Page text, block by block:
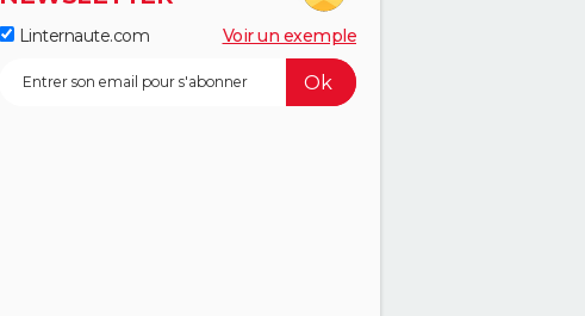
Linternaute.com Voir un exemple